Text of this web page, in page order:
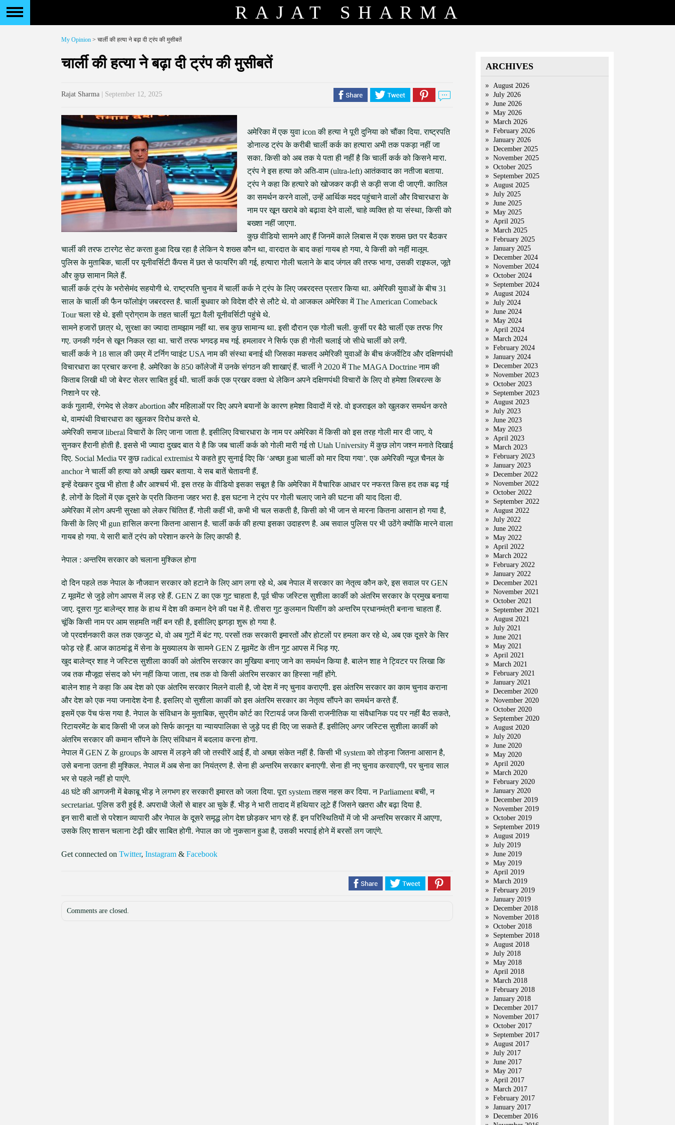
RAJAT SHARMA
My Opinion > चार्ली की हत्या ने बढ़ा दी ट्रंप की मुसीबतें
चार्ली की हत्या ने बढ़ा दी ट्रंप की मुसीबतें
Rajat Sharma | September 12, 2025
अमेरिका में एक युवा icon की हत्या ने पूरी दुनिया को चौंका दिया. राष्ट्रपति
डोनाल्ड ट्रंप के करीबी चार्ली कर्क का हत्यारा अभी तक पकड़ा नहीं जा
सका. किसी को अब तक ये पता ही नहीं है कि चार्ली कर्क को किसने मारा.
ट्रंप ने इस हत्या को अति-वाम (ultra-left) आतंकवाद का नतीजा बताया.
ट्रंप ने कहा कि हत्यारे को खोजकर कड़ी से कड़ी सजा दी जाएगी. कातिल
का समर्थन करने वालों, उन्हें आर्थिक मदद पहुंचाने वालों और विचारधारा के
नाम पर खून खराबे को बढ़ावा देने वालों, चाहे व्यक्ति हो या संस्था, किसी को
बख्शा नहीं जाएगा.
कुछ वीडियो सामने आए हैं जिनमें काले लिबास में एक शख्स छत पर बैठकर
चार्ली की तरफ टारगेट सेट करता हुआ दिख रहा है लेकिन ये शख्स कौन था, वारदात के बाद कहां गायब हो गया, ये किसी को नहीं मालूम.
पुलिस के मुताबिक, चार्ली पर यूनीवर्सिटी कैंपस में छत से फायरिंग की गई, हत्यारा गोली चलाने के बाद जंगल की तरफ भागा, उसकी राइफल, जूते
और कुछ सामान मिले हैं.
चार्ली कर्क ट्रंप के भरोसेमंद सहयोगी थे. राष्ट्रपति चुनाव में चार्ली कर्क ने ट्रंप के लिए जबरदस्त प्रतार किया था. अमेरिकी युवाओं के बीच 31
साल के चार्ली की फैन फॉलोइंग जबरदस्त है. चार्ली बुधवार को विदेश दौरे से लौटे थे. वो आजकल अमेरिका में The American Comeback
Tour चला रहे थे. इसी प्रोग्राम के तहत चार्ली यूटा वैली यूनीवर्सिटी पहुंचे थे.
सामने हजारों छात्र थे, सुरक्षा का ज्यादा तामझाम नहीं था. सब कुछ सामान्य था. इसी दौरान एक गोली चली. कुर्सी पर बैठे चार्ली एक तरफ गिर
गए. उनकी गर्दन से खून निकल रहा था. चारों तरफ भगदड़ मच गई. हमलावर ने सिर्फ एक ही गोली चलाई जो सीधे चार्ली को लगी.
चार्ली कर्क ने 18 साल की उम्र में टर्निग प्वाइंट USA नाम की संस्था बनाई थी जिसका मकसद अमेरिकी युवाओं के बीच कंजर्वेटिव और दक्षिणपंथी
विचारधारा का प्रचार करना है. अमेरिका के 850 कॉलेजों में उनके संगठन की शाखाएं हैं. चार्ली ने 2020 में The MAGA Doctrine नाम की
किताब लिखी थी जो बेस्ट सेलर साबित हुई थी. चार्ली कर्क एक प्रखर वक्ता थे लेकिन अपने दक्षिणपंथी विचारों के लिए वो हमेशा लिबरल्स के
निशाने पर रहे.
कर्क गुलामी, रंगभेद से लेकर abortion और महिलाओं पर दिए अपने बयानों के कारण हमेशा विवादों में रहे. वो इजराइल को खुलकर समर्थन करते
थे, वामपंथी विचारधारा का खुलकर विरोध करते थे.
अमेरिकी समाज liberal विचारों के लिए जाना जाता है. इसीलिए विचारधारा के नाम पर अमेरिका में किसी को इस तरह गोली मार दी जाए, ये
सुनकर हैरानी होती है. इससे भी ज्यादा दुखद बात ये है कि जब चार्ली कर्क को गोली मारी गई तो Utah University में कुछ लोग जश्न मनाते दिखाई
दिए. Social Media पर कुछ radical extremist ये कहते हुए सुनाई दिए कि ‘अच्छा हुआ चार्ली को मार दिया गया’. एक अमेरिकी न्यूज़ चैनल के
anchor ने चार्ली की हत्या को अच्छी खबर बताया. ये सब बातें चेतावनी हैं.
इन्हें देखकर दुख भी होता है और आश्चर्य भी. इस तरह के वीडियो इसका सबूत है कि अमेरिका में वैचारिक आधार पर नफरत किस हद तक बढ़ गई
है. लोगों के दिलों में एक दूसरे के प्रति कितना जहर भरा है. इस घटना ने ट्रंप पर गोली चलाए जाने की घटना की याद दिला दी.
अमेरिका में लोग अपनी सुरक्षा को लेकर चिंतित हैं. गोली कहीं भी, कभी भी चल सकती है, किसी को भी जान से मारना कितना आसान हो गया है,
किसी के लिए भी gun हासिल करना कितना आसान है. चार्ली कर्क की हत्या इसका उदाहरण है. अब सवाल पुलिस पर भी उठेंगे क्योंकि मारने वाला
गायब हो गया. ये सारी बातें ट्रंप को परेशान करने के लिए काफी है.
नेपाल : अन्तरिम सरकार को चलाना मुश्किल होगा
दो दिन पहले तक नेपाल के नौजवान सरकार को हटाने के लिए आग लगा रहे थे, अब नेपाल में सरकार का नेतृत्व कौन करे, इस सवाल पर GEN
Z मूवमेंट से जुड़े लोग आपस में लड़ रहे हैं. GEN Z का एक गुट चाहता है, पूर्व चीफ जस्टिस सुशीला कार्की को अंतरिम सरकार के प्रमुख बनाया
जाए. दूसरा गुट बालेन्द्र शाह के हाथ में देश की कमान देने की पक्ष में है. तीसरा गुट कुलमान घिसींग को अन्तरिम प्रधानमंत्री बनाना चाहता हैं.
चूंकि किसी नाम पर आम सहमति नहीं बन रही है, इसीलिए झगड़ा शुरू हो गया है.
जो प्रदर्शनकारी कल तक एकजुट थे, वो अब गुटों में बंट गए. परसों तक सरकारी इमारतों और होटलों पर हमला कर रहे थे, अब एक दूसरे के सिर
फोड़ रहे हैं. आज काठमांडू में सेना के मुख्यालय के सामने GEN Z मूवमेंट के तीन गुट आपस में भिड़ गए.
खुद बालेन्द्र शाह ने जस्टिस सुशीला कार्की को अंतरिम सरकार का मुखिया बनाए जाने का समर्थन किया है. बालेन शाह ने ट्विटर पर लिखा कि
जब तक मौजूदा संसद को भंग नहीं किया जाता, तब तक वो किसी अंतरिम सरकार का हिस्सा नहीं होंगे.
बालेन शाह ने कहा कि अब देश को एक अंतरिम सरकार मिलने वाली है, जो देश में नए चुनाव कराएगी. इस अंतरिम सरकार का काम चुनाव कराना
और देश को एक नया जनादेश देना है. इसलिए वो सुशीला कार्की को इस अंतरिम सरकार का नेतृत्व सौंपने का समर्थन करते हैं.
इसमें एक पेंच फंस गया है. नेपाल के संविधान के मुताबिक, सुप्रीम कोर्ट का रिटायर्ड जज किसी राजनीतिक या संवैधानिक पद पर नहीं बैठ सकते,
रिटायरमेंट के बाद किसी भी जज को सिर्फ कानून या न्यायपालिका से जुड़े पद ही दिए जा सकते हैं. इसीलिए अगर जस्टिस सुशीला कार्की को
अंतरिम सरकार की कमान सौंपने के लिए संविधान में बदलाव करना होगा.
नेपाल में GEN Z के groups के आपस में लड़ने की जो तस्वीरें आई हैं, वो अच्छा संकेत नहीं है. किसी भी system को तोड़ना जितना आसान है,
उसे बनाना उतना ही मुश्किल. नेपाल में अब सेना का नियंत्रण है. सेना ही अन्तरिम सरकार बनाएगी. सेना ही नए चुनाव करवाएगी, पर चुनाव साल
भर से पहले नहीं हो पाएंगे.
48 घंटे की आगजनी में बेकाबू भीड़ ने लगभग हर सरकारी इमारत को जला दिया. पूरा system तहस नहस कर दिया. न Parliament बची, न
secretariat. पुलिस डरी हुई है. अपराधी जेलों से बाहर आ चुके हैं. भीड़ ने भारी तादाद में हथियार लूटे हैं जिसने खतरा और बढ़ा दिया है.
इन सारी बातों से परेशान व्यापारी और नेपाल के दूसरे समृद्ध लोग देश छोड़कर भाग रहे हैं. इन परिस्थितियों में जो भी अन्तरिम सरकार में आएगा,
उसके लिए शासन चलाना टेढ़ी खीर साबित होगी. नेपाल का जो नुकसान हुआ है, उसकी भरपाई होने में बरसों लग जाएंगे.
Get connected on Twitter, Instagram & Facebook
Comments are closed.
ARCHIVES
August 2026
July 2026
June 2026
May 2026
March 2026
February 2026
January 2026
December 2025
November 2025
October 2025
September 2025
August 2025
July 2025
June 2025
May 2025
April 2025
March 2025
February 2025
January 2025
December 2024
November 2024
October 2024
September 2024
August 2024
July 2024
June 2024
May 2024
April 2024
March 2024
February 2024
January 2024
December 2023
November 2023
October 2023
September 2023
August 2023
July 2023
June 2023
May 2023
April 2023
March 2023
February 2023
January 2023
December 2022
November 2022
October 2022
September 2022
August 2022
July 2022
June 2022
May 2022
April 2022
March 2022
February 2022
January 2022
December 2021
November 2021
October 2021
September 2021
August 2021
July 2021
June 2021
May 2021
April 2021
March 2021
February 2021
January 2021
December 2020
November 2020
October 2020
September 2020
August 2020
July 2020
June 2020
May 2020
April 2020
March 2020
February 2020
January 2020
December 2019
November 2019
October 2019
September 2019
August 2019
July 2019
June 2019
May 2019
April 2019
March 2019
February 2019
January 2019
December 2018
November 2018
October 2018
September 2018
August 2018
July 2018
May 2018
April 2018
March 2018
February 2018
January 2018
December 2017
November 2017
October 2017
September 2017
August 2017
July 2017
June 2017
May 2017
April 2017
March 2017
February 2017
January 2017
December 2016